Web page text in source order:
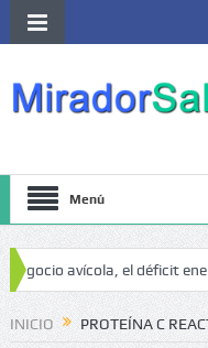
Menú
avícola, el déficit
de cáncer
INICIO PROTEÍNA C